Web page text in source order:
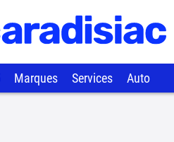
Marques Services Auto